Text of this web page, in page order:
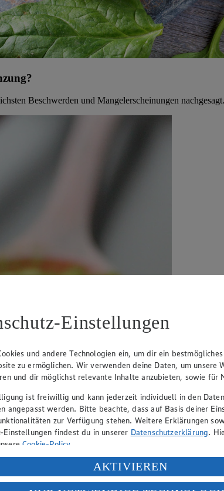
Beschwerden und Mangelerscheinungen
Einstellungen
und andere Technologien ein, um dir ein
zu ermöglichen. Wir verwenden deine Daten, um unsere
und dir möglichst relevante Inhalte anzubieten, sowie für
ist freiwillig und kann jederzeit individuell in den
angepasst werden. Bitte beachte, dass auf Basis deiner
zur Verfügung stehen. Weitere Erklärungen
Einstellungen findest du in unserer Datenschutzerklärung.
Cookie-Policy.
deiner personenbezogenen Daten in den USA durch
„Aktivieren“ klickst, willigst du im Sinne des Art. 49 Abs. 1
AKTIVIEREN